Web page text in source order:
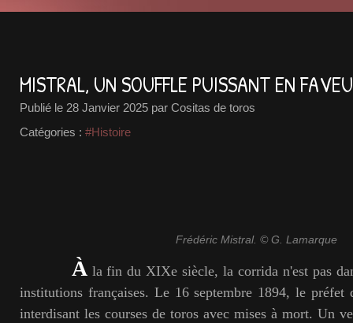
MISTRAL, UN SOUFFLE PUISSANT EN
Publié le 28 Janvier 2025 par Cositas de toros
Catégories : #Histoire
Frédéric Mistral. © G. Lamarque
Àla fin du XIXe siècle, la corrida n'est pas
institutions françaises. Le 16 septembre 1894, le préfet
interdisant les courses de toros avec mises à mort. Un